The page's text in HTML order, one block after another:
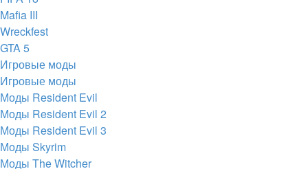
Mafia III
Wreckfest
GTA 5
Игровые моды
Игровые моды
Моды Resident Evil
Моды Resident Evil 2
Моды Resident Evil 3
Моды Skyrim
Моды The Witcher